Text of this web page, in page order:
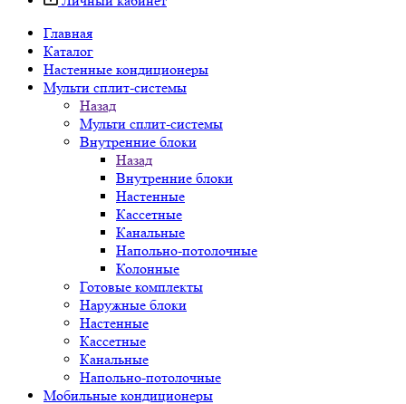
Главная
Каталог
Настенные кондиционеры
Мульти сплит-системы
Назад
Мульти сплит-системы
Внутренние блоки
Назад
Внутренние блоки
Настенные
Кассетные
Канальные
Напольно-потолочные
Колонные
Готовые комплекты
Наружные блоки
Настенные
Кассетные
Канальные
Напольно-потолочные
Мобильные кондиционеры